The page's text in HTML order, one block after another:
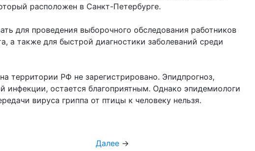
расположен в Санкт-Петербурге.
для проведения выборочного обследования работников
а также для быстрой диагностики заболеваний среди
территории РФ не зарегистрировано. Эпидпрогноз,
инфекции, остается благоприятным. Однако эпидемиологи
вируса гриппа от птицы к человеку нельзя.
Далее →